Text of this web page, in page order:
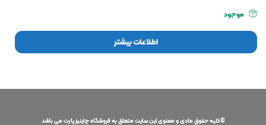
موجود
اطلاعات بیشتر
©کلیه حقوق مادی و معنوی این سایت متعلق به فروشگاه چاینیز پارت می باشد